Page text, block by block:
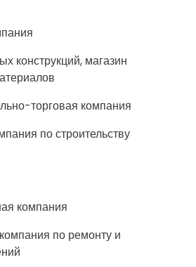
конструкций, магазин
торговая компания
по строительству
компания
по ремонту и